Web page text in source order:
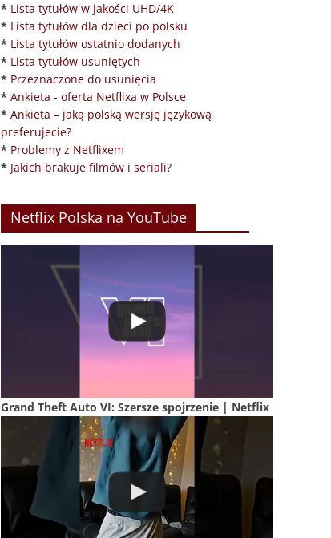
* Lista tytułów w jakości UHD/4K
* Lista tytułów dla dzieci po polsku
* Lista tytułów ostatnio dodanych
* Lista tytułów usuniętych
* Przeznaczone do usunięcia
* Ankieta - oferta Netflixa w Polsce
* Ankieta – jaką polską wersję językową
preferujecie?
* Problemy z Netflixem
* Jakich brakuje filmów i seriali?
Netflix Polska na YouTube
Grand Theft Auto VI: Szersze spojrzenie | Netflix